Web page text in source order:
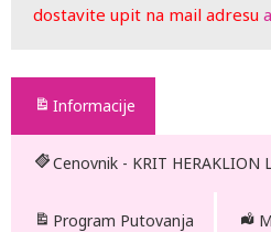
dostavite upit na mail adresu
Informacije
Cenovnik - KRIT HERAKLION
Program Putovanja